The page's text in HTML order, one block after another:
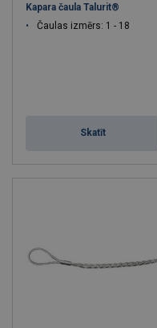
Kapara čaula Talurit®
Čaulas izmērs: 1 - 18
Skatīt